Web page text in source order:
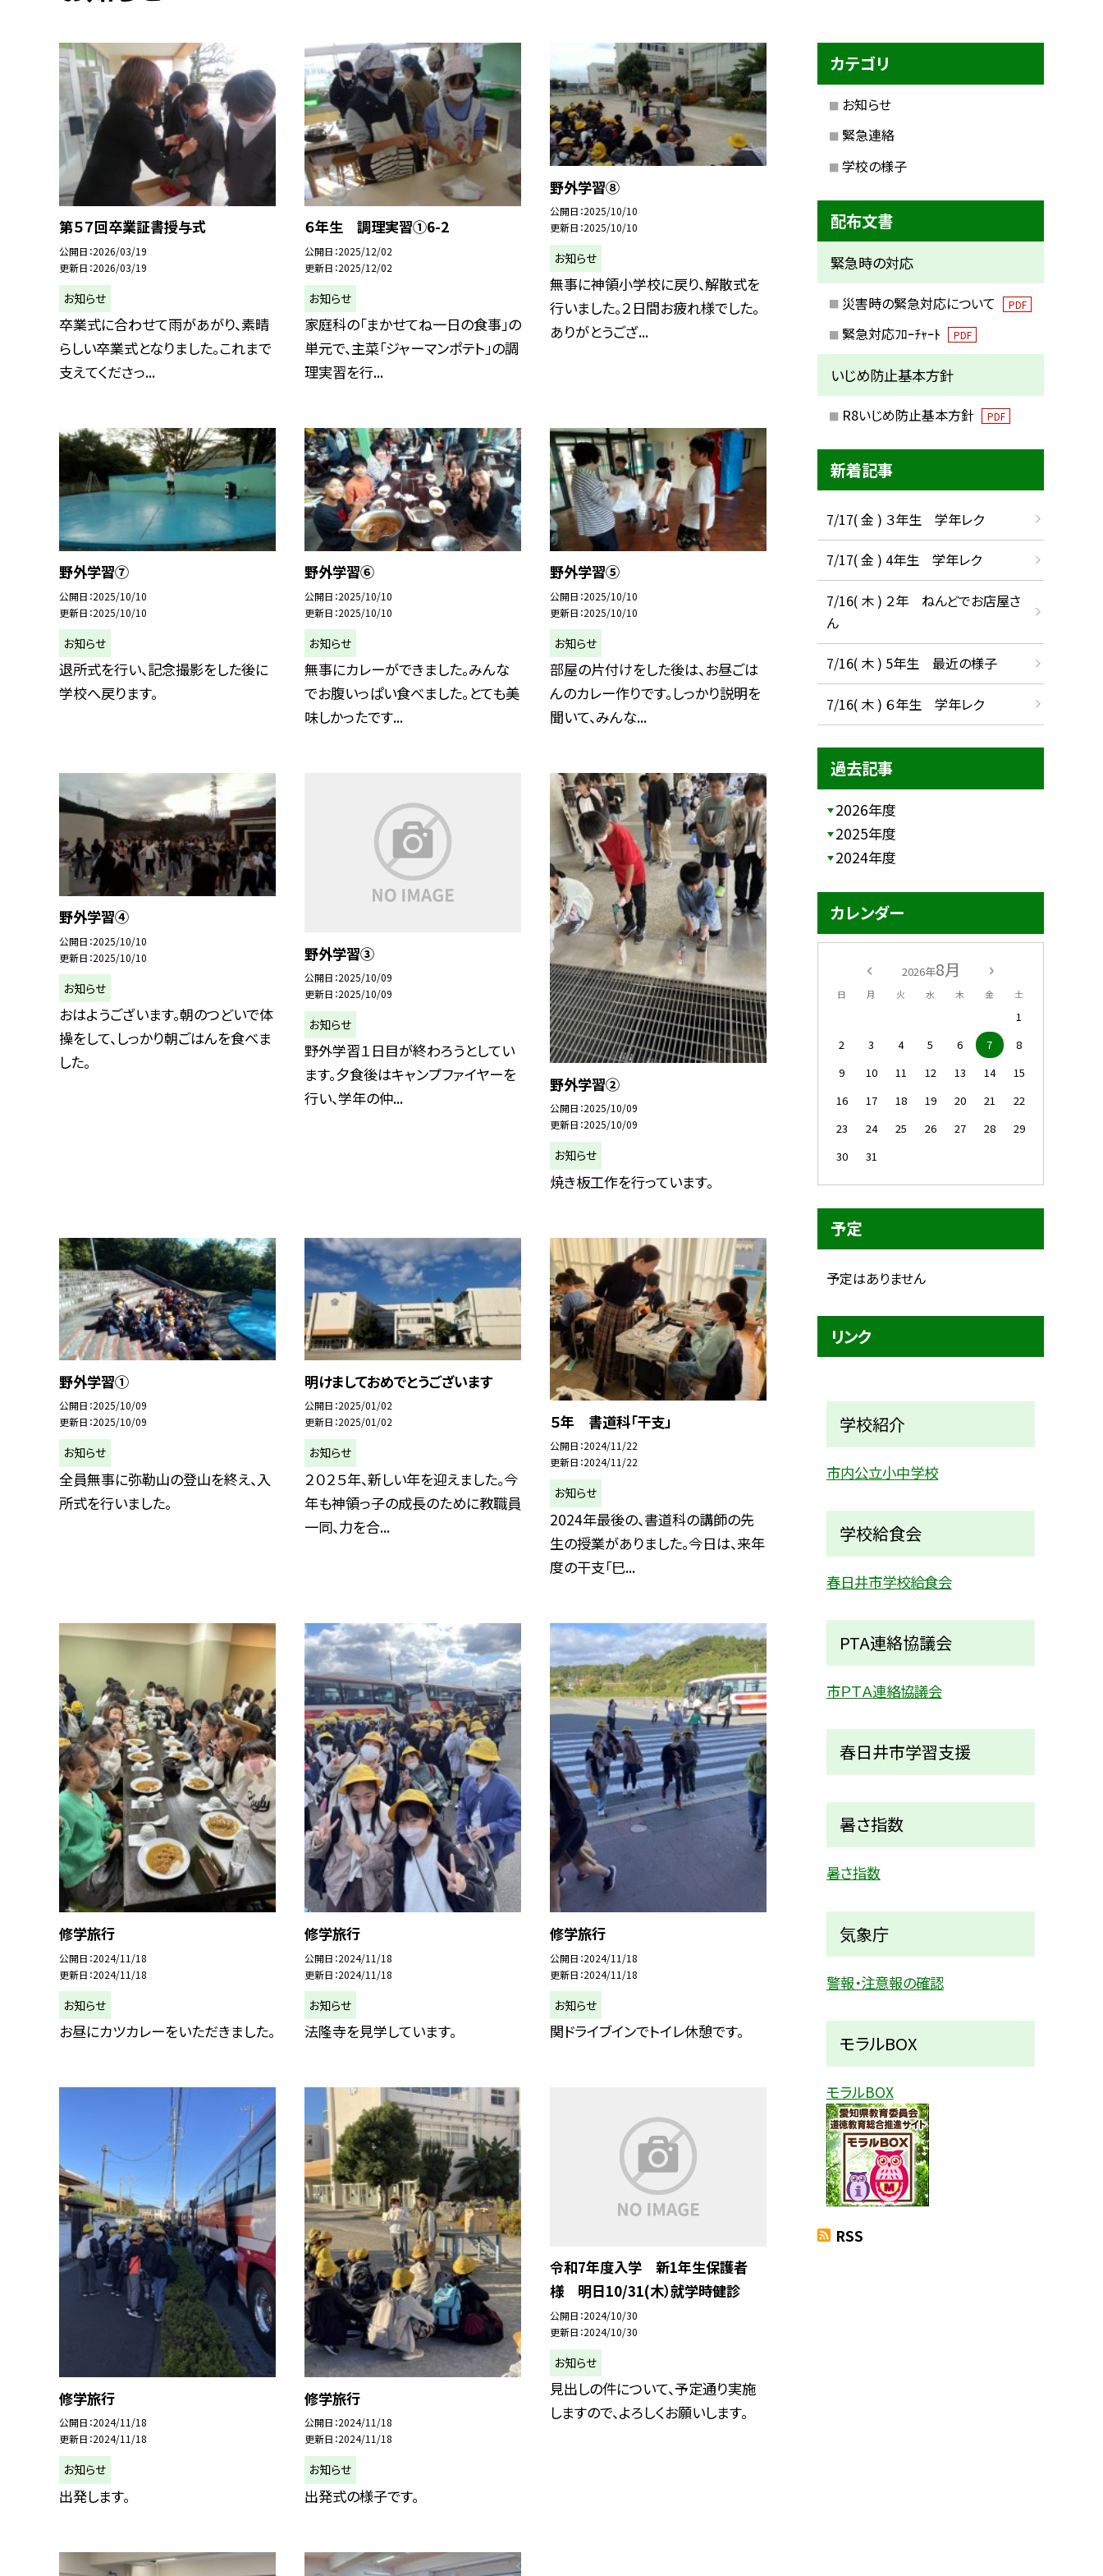
第５７回卒業証書授与式
公開日 2026/03/19
更新日 2026/03/19
お知らせ
卒業式に合わせて雨があがり、素晴
らしい卒業式となりました。これまで
支えてくださっ...
６年生 調理実習①6-2
公開日 2025/12/02
更新日 2025/12/02
お知らせ
家庭科の「まかせてね一日の食事」の
単元で、主菜「ジャーマンポテト」の調
理実習を行...
野外学習⑧
公開日 2025/10/10
更新日 2025/10/10
お知らせ
無事に神領小学校に戻り、解散式を
行いました。２日間お疲れ様でした。
ありがとうござ...
野外学習⑦
公開日 2025/10/10
更新日 2025/10/10
お知らせ
退所式を行い、記念撮影をした後に
学校へ戻ります。
野外学習⑥
公開日 2025/10/10
更新日 2025/10/10
お知らせ
無事にカレーができました。みんな
でお腹いっぱい食べました。とても美
味しかったです...
野外学習⑤
公開日 2025/10/10
更新日 2025/10/10
お知らせ
部屋の片付けをした後は、お昼ごは
んのカレー作りです。しっかり説明を
聞いて、みんな...
野外学習④
公開日 2025/10/10
更新日 2025/10/10
お知らせ
おはようございます。朝のつどいで体
操をして、しっかり朝ごはんを食べま
した。
野外学習③
公開日 2025/10/09
更新日 2025/10/09
お知らせ
野外学習１日目が終わろうとしてい
ます。夕食後はキャンプファイヤーを
行い、学年の仲...
野外学習②
公開日 2025/10/09
更新日 2025/10/09
お知らせ
焼き板工作を行っています。
野外学習①
公開日 2025/10/09
更新日 2025/10/09
お知らせ
全員無事に弥勒山の登山を終え、入
所式を行いました。
明けましておめでとうございます
公開日 2025/01/02
更新日 2025/01/02
お知らせ
２０２５年、新しい年を迎えました。今
年も神領っ子の成長のために教職員
一同、力を合...
５年 書道科「干支」
公開日 2024/11/22
更新日 2024/11/22
お知らせ
2024年最後の、書道科の講師の先
生の授業がありました。今日は、来年
度の干支「巳...
修学旅行
公開日 2024/11/18
更新日 2024/11/18
お知らせ
お昼にカツカレーをいただきました。
修学旅行
公開日 2024/11/18
更新日 2024/11/18
お知らせ
法隆寺を見学しています。
修学旅行
公開日 2024/11/18
更新日 2024/11/18
お知らせ
関ドライブインでトイレ休憩です。
修学旅行
公開日 2024/11/18
更新日 2024/11/18
お知らせ
出発します。
修学旅行
公開日 2024/11/18
更新日 2024/11/18
お知らせ
出発式の様子です。
令和7年度入学 新1年生保護者
様 明日10/31(木）就学時健診
公開日 2024/10/30
更新日 2024/10/30
お知らせ
見出しの件について、予定通り実施
しますので、よろしくお願いします。
カテゴリ
お知らせ
緊急連絡
学校の様子
配布文書
緊急時の対応
災害時の緊急対応について PDF
緊急対応ﾌﾛｰﾁｬｰﾄ PDF
いじめ防止基本方針
R8いじめ防止基本方針 PDF
新着記事
7/17( 金 ) ３年生 学年レク
7/17( 金 ) 4年生 学年レク
7/16( 木 ) ２年 ねんどでお店屋さ
ん
7/16( 木 ) 5年生 最近の様子
7/16( 木 ) ６年生 学年レク
過去記事
2026年度
2025年度
2024年度
カレンダー
2026年8月
日 月 火 水 木 金 土
1
2
3 4 5 6 7
8
9
10 11 12 13 14
15
16
17 18 19 20 21
22
23
24 25 26 27 28
29
30
31
予定
予定はありません
リンク
学校紹介
市内公立小中学校
学校給食会
春日井市学校給食会
PTA連絡協議会
市ＰＴＡ連絡協議会
春日井市学習支援
暑さ指数
暑さ指数
気象庁
警報・注意報の確認
モラルBOX
モラルBOX
RSS